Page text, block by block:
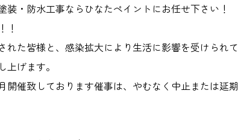
・防水工事ならひなたペイントにお任せ下さい！
！
た皆様と、感染拡大により生活に影響を受けられて
げます。
催致しております催事は、やむなく中止または延期